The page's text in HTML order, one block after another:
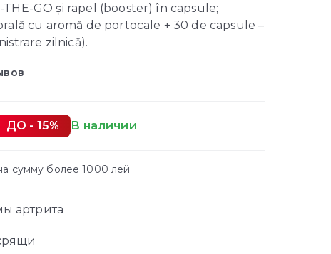
GO și rapel (booster) în capsule;
cu aromă de portocale + 30 de capsule –
zilnică).
ДО - 15% В наличии
сумму более 1000 лей
артрита